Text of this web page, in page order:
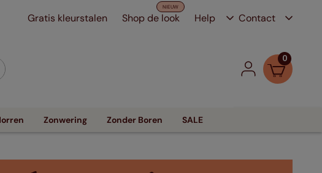
Gratis kleurstalen Shop de look Help Contact
0
Zonwering Zonder Boren SALE